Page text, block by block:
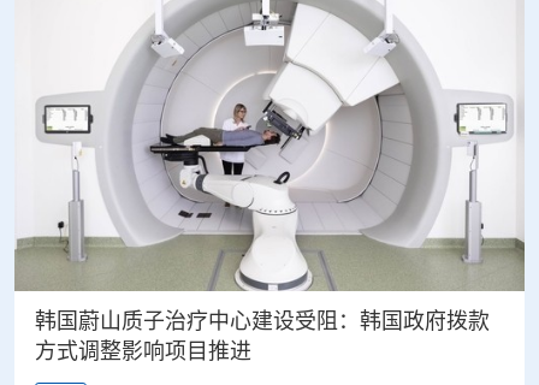
韩国蔚山质子治疗中心建设受阻：韩国政府拨款
方式调整影响项目推进